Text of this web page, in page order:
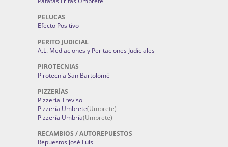
Patatas Fritas Hispalana
Patatas Fritas Umbrete
PELUCAS
Efecto Positivo
PERITO JUDICIAL
A.L. Mediaciones y Peritaciones Judiciales
PIROTECNIAS
Pirotecnia San Bartolomé
PIZZERÍAS
Pizzería Umbrete(Umbrete)
Pizzería Umbría(Umbrete)